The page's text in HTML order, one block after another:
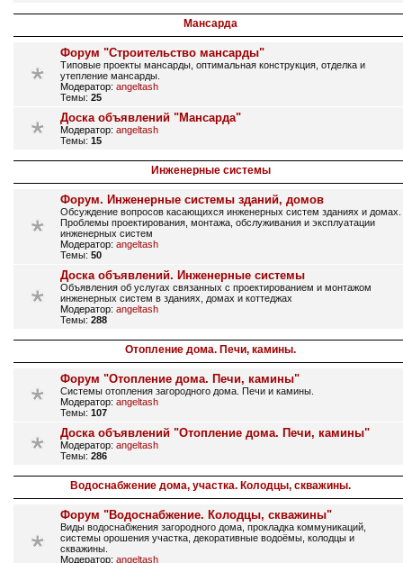
Мансарда
Форум "Строительство мансарды"
Типовые проекты мансарды, оптимальная конструкция, отделка и
утепление мансарды.
Модератор: angeltash
Темы: 25
Доска объявлений "Мансарда"
Модератор: angeltash
Темы: 15
Инженерные системы
Форум. Инженерные системы зданий, домов
Обсуждение вопросов касающихся инженерных систем зданиях и домах.
Проблемы проектирования, монтажа, обслуживания и эксплуатации
инженерных систем
Модератор: angeltash
Темы: 50
Доска объявлений. Инженерные системы
Объявления об услугах связанных с проектированием и монтажом
инженерных систем в зданиях, домах и коттеджах
Модератор: angeltash
Темы: 288
Отопление дома. Печи, камины.
Форум "Отопление дома. Печи, камины"
Системы отопления загородного дома. Печи и камины.
Модератор: angeltash
Темы: 107
Доска объявлений "Отопление дома. Печи, камины"
Модератор: angeltash
Темы: 286
Водоснабжение дома, участка. Колодцы, скважины.
Форум "Водоснабжение. Колодцы, скважины"
Виды водоснабжения загородного дома, прокладка коммуникаций,
системы орошения участка, декоративные водоёмы, колодцы и
скважины.
Модератор: angeltash